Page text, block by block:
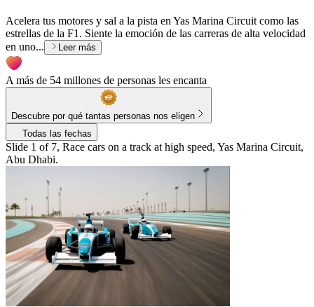
Acelera tus motores y sal a la pista en Yas Marina Circuit como las
estrellas de la F1. Siente la emoción de las carreras de alta velocidad
en uno...
Leer más
A más de 54 millones de personas les encanta
Descubre por qué tantas personas nos eligen
Todas las fechas
Slide 1 of 7, Race cars on a track at high speed, Yas Marina Circuit,
Abu Dhabi.